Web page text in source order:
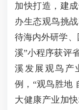
加快打造，建
办生态观鸟挑
待海内外研学、
溪”小程序获评
溪发展观鸟产
例，“观鸟胜地
大健康产业加